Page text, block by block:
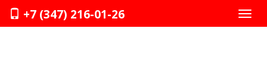
+7 (347) 216-01-26